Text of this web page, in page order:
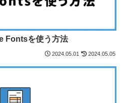
Fontsを使う方法
2024.05.01 2024.05.05